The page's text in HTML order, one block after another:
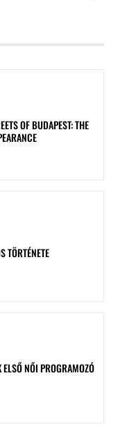
OF BUDAPEST: THE
TÖRTÉNETE
NŐI PROGRAMOZÓ